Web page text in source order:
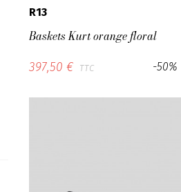
R13
Baskets Kurt orange floral
-50%
397,50 € TTC